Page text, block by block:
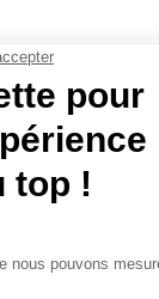
rapides